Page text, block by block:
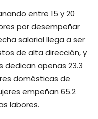
entre 15 y 20
por desempeñar
salarial llega a ser
de alta dirección, y
dedican apenas 23.3
domésticas de
empeñan 65.2
labores.